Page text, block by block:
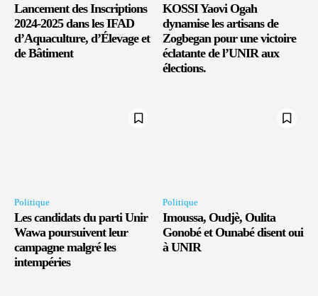
Lancement des Inscriptions
2024-2025 dans les IFAD
d’Aquaculture, d’Élevage et
de Bâtiment
KOSSI Yaovi Ogah
dynamise les artisans de
Zogbegan pour une victoire
éclatante de l’UNIR aux
élections.
Politique
Les candidats du parti Unir
Wawa poursuivent leur
campagne malgré les
intempéries
Politique
Imoussa, Oudjè, Oulita
Gonobé et Ounabé disent oui
à UNIR